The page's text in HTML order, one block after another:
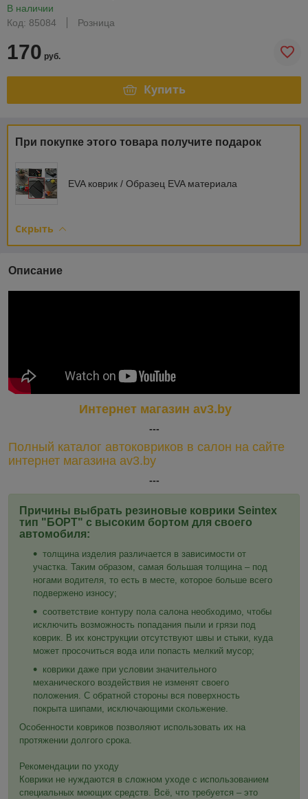
В наличии
Код: 85084
Розница
170 руб.
Купить
При покупке этого товара получите подарок
EVA коврик / Образец EVA материала
Скрыть
Описание
Интернет магазин av3.by
---
Полный каталог автоковриков в салон на сайте
интернет магазина av3.by
---
Причины выбрать резиновые коврики Seintex
тип "БОРТ" с высоким бортом для своего
автомобиля:
толщина изделия различается в зависимости от
участка. Таким образом, самая большая толщина – под
ногами водителя, то есть в месте, которое больше всего
подвержено износу;
соответствие контуру пола салона необходимо, чтобы
исключить возможность попадания пыли и грязи под
коврик. В их конструкции отсутствуют швы и стыки, куда
может просочиться вода или попасть мелкий мусор;
коврики даже при условии значительного
механического воздействия не изменят своего
положения. С обратной стороны вся поверхность
покрыта шипами, исключающими скольжение.
Особенности ковриков позволяют использовать их на
протяжении долгого срока.
Рекомендации по уходу
Коврики не нуждаются в сложном уходе с использованием
специальных моющих средств. Всё, что требуется – это